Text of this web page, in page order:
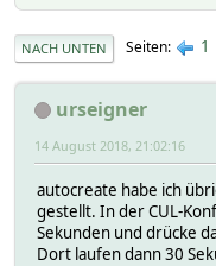
NACH UNTEN Seiten 1
urseigner
14 August 2018, 21:02:16
autocreate habe ich
gestellt. In der CUL-
Sekunden und drücke
Dort laufen dann 30